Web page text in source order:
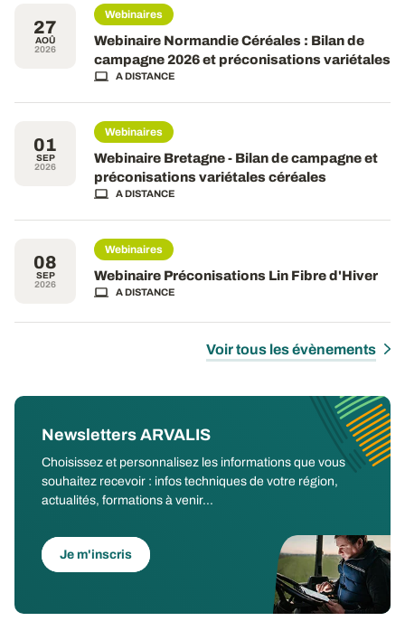
27
AOÛ
2026
Webinaires
Webinaire Normandie Céréales : Bilan de
campagne 2026 et préconisations variétales
A DISTANCE
01
SEP
2026
Webinaires
Webinaire Bretagne - Bilan de campagne et
préconisations variétales céréales
A DISTANCE
08
SEP
2026
Webinaires
Webinaire Préconisations Lin Fibre d'Hiver
A DISTANCE
Voir tous les évènements
Newsletters ARVALIS
Choisissez et personnalisez les informations que vous
souhaitez recevoir : infos techniques de votre région,
actualités, formations à venir...
Je m'inscris